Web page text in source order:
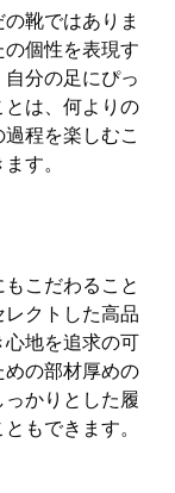
靴ではありま
個性を表現す
分の足にぴっ
とは、何よりの
程を楽しむこ
す。
こだわること
クトした高品
心地を追求の可
の部材厚めの
っかりとした履
もできます。